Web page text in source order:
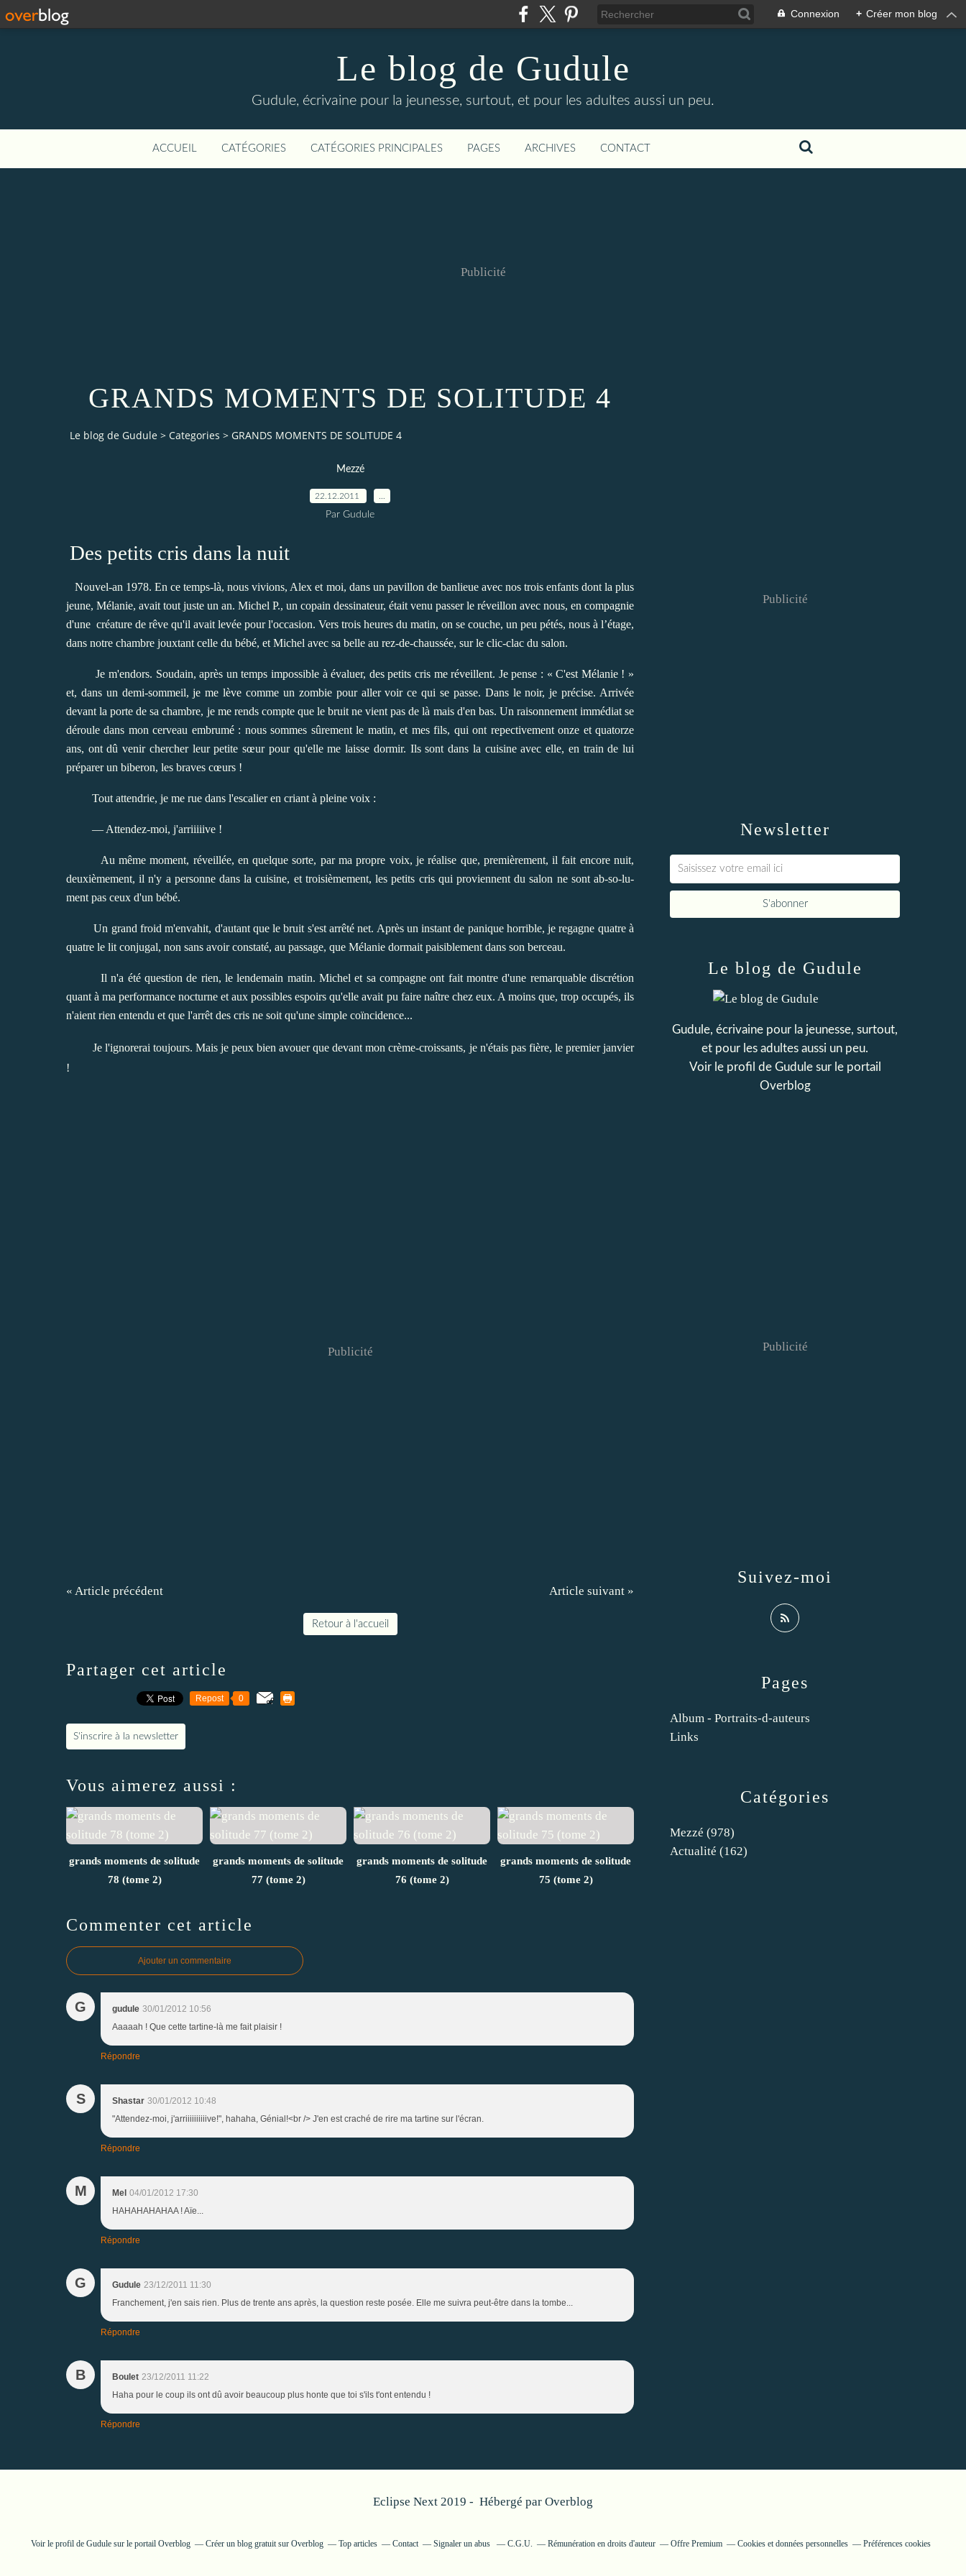
Connexion + Créer mon blog
Le blog de Gudule
Gudule, écrivaine pour la jeunesse, surtout, et pour les adultes aussi un peu.
ACCUEIL CATÉGORIES CATÉGORIES PRINCIPALES PAGES ARCHIVES CONTACT
Publicité
GRANDS MOMENTS DE SOLITUDE 4
Le blog de Gudule > Categories > GRANDS MOMENTS DE SOLITUDE 4
Mezzé
22.12.2011
Par Gudule
Des petits cris dans la nuit
Nouvel-an 1978. En ce temps-là, nous vivions, Alex et moi, dans un pavillon de banlieue avec nos trois enfants dont la plus
jeune, Mélanie, avait tout juste un an. Michel P., un copain dessinateur, était venu passer le réveillon avec nous, en compagnie
d'une créature de rêve qu'il avait levée pour l'occasion. Vers trois heures du matin, on se couche, un peu pétés, nous à l’étage,
dans notre chambre jouxtant celle du bébé, et Michel avec sa belle au rez-de-chaussée, sur le clic-clac du salon.
Je m'endors. Soudain, après un temps impossible à évaluer, des petits cris me réveillent. Je pense : « C'est Mélanie ! »
et, dans un demi-sommeil, je me lève comme un zombie pour aller voir ce qui se passe. Dans le noir, je précise. Arrivée
devant la porte de sa chambre, je me rends compte que le bruit ne vient pas de là mais d'en bas. Un raisonnement immédiat se
déroule dans mon cerveau embrumé : nous sommes sûrement le matin, et mes fils, qui ont repectivement onze et quatorze
ans, ont dû venir chercher leur petite sœur pour qu'elle me laisse dormir. Ils sont dans la cuisine avec elle, en train de lui
préparer un biberon, les braves cœurs !
Tout attendrie, je me rue dans l'escalier en criant à pleine voix :
— Attendez-moi, j'arriiiiive !
Au même moment, réveillée, en quelque sorte, par ma propre voix, je réalise que, premièrement, il fait encore nuit,
deuxièmement, il n'y a personne dans la cuisine, et troisièmement, les petits cris qui proviennent du salon ne sont ab-so-lu-
ment pas ceux d'un bébé.
Un grand froid m'envahit, d'autant que le bruit s'est arrêté net. Après un instant de panique horrible, je regagne quatre à
quatre le lit conjugal, non sans avoir constaté, au passage, que Mélanie dormait paisiblement dans son berceau.
Il n'a été question de rien, le lendemain matin. Michel et sa compagne ont fait montre d'une remarquable discrétion
quant à ma performance nocturne et aux possibles espoirs qu'elle avait pu faire naître chez eux. A moins que, trop occupés, ils
n'aient rien entendu et que l'arrêt des cris ne soit qu'une simple coïncidence...
Je l'ignorerai toujours. Mais je peux bien avouer que devant mon crème-croissants, je n'étais pas fière, le premier janvier
!
Publicité
« Article précédent Article suivant »
Retour à l'accueil
Partager cet article
Repost 0
S'inscrire à la newsletter
Vous aimerez aussi :
grands moments de solitude
78 (tome 2)
grands moments de solitude
77 (tome 2)
grands moments de solitude
76 (tome 2)
grands moments de solitude
75 (tome 2)
Commenter cet article
Ajouter un commentaire
G gudule 30/01/2012 10:56
Aaaaah ! Que cette tartine-là me fait plaisir !
Répondre
S Shastar 30/01/2012 10:48
"Attendez-moi, j'arriiiiiiiiiive!", hahaha, Génial!<br /> J'en est craché de rire ma tartine sur l'écran.
Répondre
M Mel 04/01/2012 17:30
HAHAHAHAHAA ! Aïe...
Répondre
G Gudule 23/12/2011 11:30
Franchement, j'en sais rien. Plus de trente ans après, la question reste posée. Elle me suivra peut-être dans la tombe...
Répondre
B Boulet 23/12/2011 11:22
Haha pour le coup ils ont dû avoir beaucoup plus honte que toi s'ils t'ont entendu !
Répondre
Newsletter
Publicité
Catégories
Mezzé (978)
Actualité (162)
Pages
Album - Portraits-d-auteurs
Links
Le blog de Gudule
Gudule, écrivaine pour la jeunesse, surtout,
et pour les adultes aussi un peu.
Voir le profil de Gudulesur le portail
Overblog
Suivez-moi
Publicité
Eclipse Next 2019 - Hébergé par Overblog
Voir le profil de Gudule sur le portail Overblog Créer un blog gratuit sur Overblog Top articles Contact Signaler un abus C.G.U. Rémunération en droits d'auteur Offre Premium Cookies et données personnelles Préférences cookies